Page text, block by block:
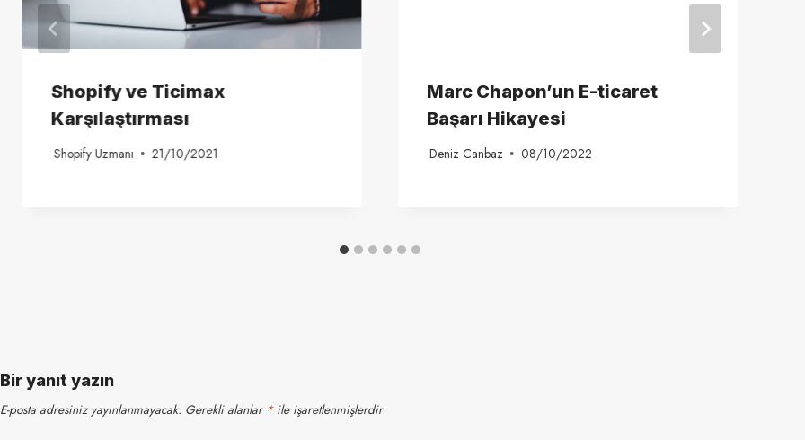
Shopify ve Ticimax
Karşılaştırması
Shopify Uzmanı 21/10/2021
Marc Chapon’un E-ticaret
Başarı Hikayesi
Deniz Canbaz 08/10/2022
Bir yanıt yazın
E-posta adresiniz yayınlanmayacak. Gerekli alanlar *ile işaretlenmişlerdir